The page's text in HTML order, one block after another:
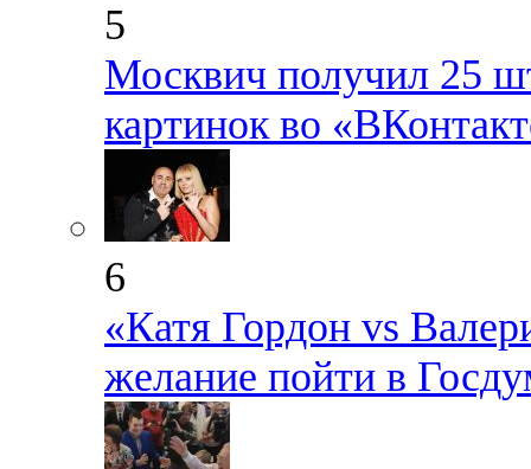
5
Москвич получил 25
картинок во
6
«Катя Гордон vs
желание пойти в